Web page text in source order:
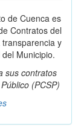
de Cuenca es
Contratos del
y
Municipio.
sus contratos
(PCSP)